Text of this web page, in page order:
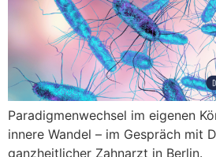
Paradigmenwechsel im eigenen
innere Wandel – im Gespräch mit
ganzheitlicher Zahnarzt in Berlin.